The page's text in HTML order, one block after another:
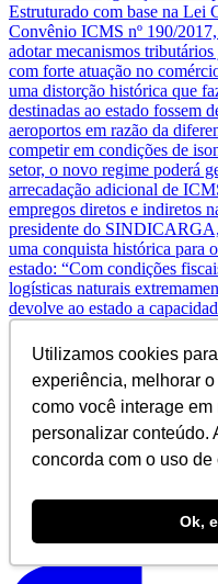
Utilizamos cookies
experiência, melhorar
como você interage em
personalizar conteúdo.
concorda com o uso de
Ok,
Nem sempre o valor do IPTU